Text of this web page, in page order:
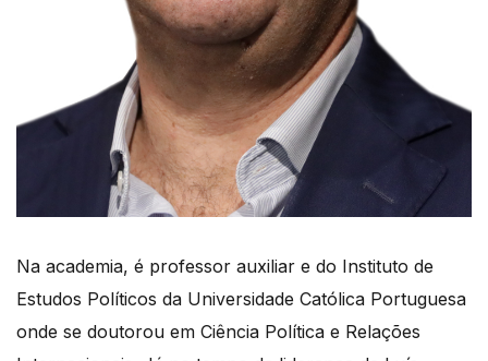
Na academia, é professor auxiliar e do Instituto de
Estudos Políticos da Universidade Católica Portuguesa
onde se doutorou em Ciência Política e Relações